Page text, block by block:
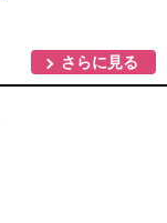
さらに見る